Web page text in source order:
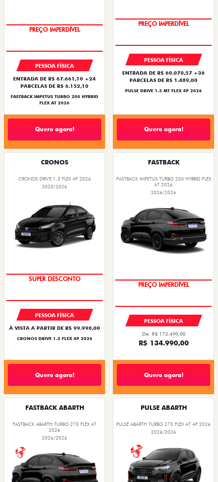
PREÇO IMPERDÍVEL
PESSOA FÍSICA
ENTRADA DE R$ 67.661,10 +24
PARCELAS DE R$ 6.152,10
FASTBACK IMPETUS TURBO 200 HYBRID
FLEX AT 2026
Quero agora!
PREÇO IMPERDÍVEL
PESSOA FÍSICA
ENTRADA DE R$ 60.070,57 +36
PARCELAS DE R$ 1.489,00
PULSE DRIVE 1.3 MT FLEX 4P 2026
Quero agora!
CRONOS
CRONOS DRIVE 1.3 FLEX 4P 2026
2025/2026
SUPER DESCONTO
PESSOA FÍSICA
À VISTA A PARTIR DE R$ 99.990,00
CRONOS DRIVE 1.3 FLEX 4P 2026
Quero agora!
FASTBACK
FASTBACK IMPETUS TURBO 200 HYBRID FLEX
AT 2026
2026/2026
PREÇO IMPERDÍVEL
PESSOA FÍSICA
De: R$ 173.490,00
R$ 134.990,00
Quero agora!
FASTBACK ABARTH
FASTBACK ABARTH TURBO 270 FLEX AT
2026
2026/2026
PULSE ABARTH
PULSE ABARTH TURBO 270 FLEX AT 4P 2026
2026/2026